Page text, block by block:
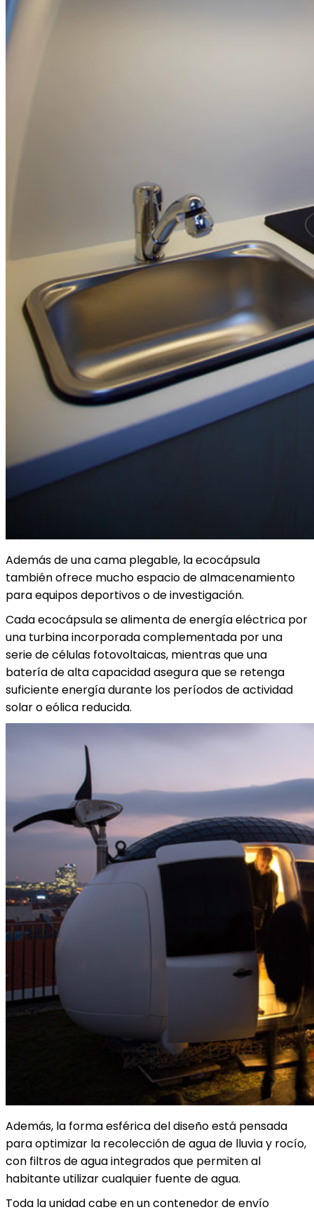
Además de una cama plegable, la ecocápsula
también ofrece mucho espacio de almacenamiento
para equipos deportivos o de investigación.
Cada ecocápsula se alimenta de energía eléctrica por
una turbina incorporada complementada por una
serie de células fotovoltaicas, mientras que una
batería de alta capacidad asegura que se retenga
suficiente energía durante los períodos de actividad
solar o eólica reducida.
Además, la forma esférica del diseño está pensada
para optimizar la recolección de agua de lluvia y rocío,
con filtros de agua integrados que permiten al
habitante utilizar cualquier fuente de agua.
Toda la unidad cabe en un contenedor de envío